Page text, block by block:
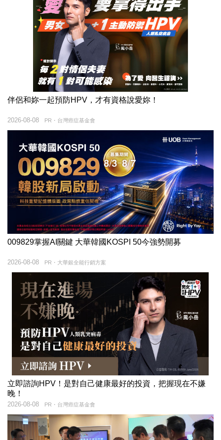
伴侶和妳一起預防HPV，才有資格說愛妳！
PR・台灣癌症基金會
2026-08-08
009829掌握AI關鍵 大華韓國KOSPI 50今強勢開募
PR・大華銀全能行銷方案
2026-08-08
立即諮詢HPV！是對自己健康最好的投資，把握現在不嫌
晚！
PR・台灣癌症基金會
2026-08-08